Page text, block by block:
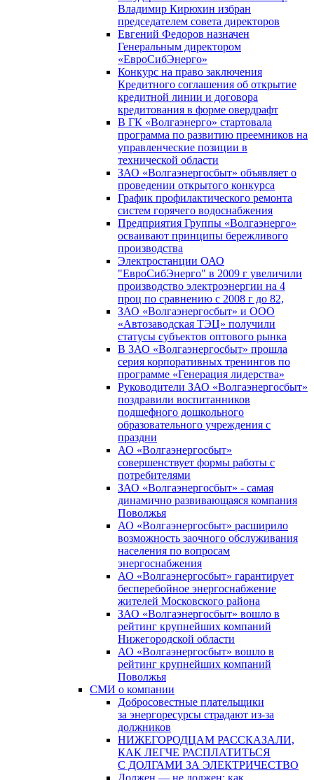
Владимир Кирюхин избран
председателем совета директоров
Евгений Федоров назначен
Генеральным директором
«ЕвроСибЭнерго»
Конкурс на право заключения
Кредитного соглашения об открытие
кредитной линии и договора
кредитования в форме овердрафт
В ГК «Волгаэнерго» стартовала
программа по развитию преемников на
управленческие позиции в
технической области
ЗАО «Волгаэнергосбыт» объявляет о
проведении открытого конкурса
График профилактического ремонта
систем горячего водоснабжения
Предприятия Группы «Волгаэнерго»
осваивают принципы бережливого
производства
Электростанции ОАО
"ЕвроСибЭнерго" в 2009 г увеличили
производство электроэнергии на 4
проц по сравнению с 2008 г до 82,
ЗАО «Волгаэнергосбыт» и ООО
«Автозаводская ТЭЦ» получили
статусы субъектов оптового рынка
В ЗАО «Волгаэнергосбыт» прошла
серия корпоративных тренингов по
программе «Генерация лидерства»
Руководители ЗАО «Волгаэнергосбыт»
поздравили воспитанников
подшефного дошкольного
образовательного учреждения с
праздни
АО «Волгаэнергосбыт»
совершенствует формы работы с
потребителями
ЗАО «Волгаэнергосбыт» - самая
динамично развивающаяся компания
Поволжья
АО «Волгаэнергосбыт» расширило
возможность заочного обслуживания
населения по вопросам
энергоснабжения
АО «Волгаэнергосбыт» гарантирует
бесперебойное энергоснабжение
жителей Московского района
ЗАО «Волгаэнергосбыт» вошло в
рейтинг крупнейших компаний
Нижегородской области
АО «Волгаэнергосбыт» вошло в
рейтинг крупнейших компаний
Поволжья
СМИ о компании
Добросовестные плательщики
за энергоресурсы страдают из-за
должников
НИЖЕГОРОДЦАМ РАССКАЗАЛИ,
КАК ЛЕГЧЕ РАСПЛАТИТЬСЯ
С ДОЛГАМИ ЗА ЭЛЕКТРИЧЕСТВО